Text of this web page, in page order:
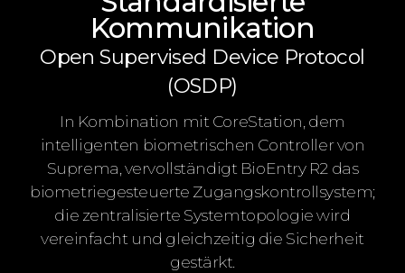
Kommunikation
Open Supervised Device Protocol
(OSDP)
In Kombination mit CoreStation, dem
intelligenten biometrischen Controller von
Suprema, vervollständigt BioEntry R2 das
biometriegesteuerte Zugangskontrollsystem;
die zentralisierte Systemtopologie wird
vereinfacht und gleichzeitig die Sicherheit
gestärkt.